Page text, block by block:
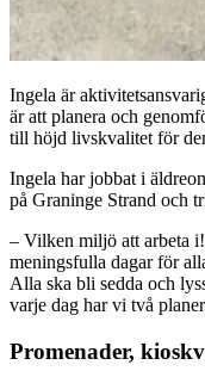
Ingela är
är att planera och
till höjd livskvalitet för
Ingela har jobbat i
på Graninge Strand och
– Vilken miljö att arbeta
meningsfulla dagar för
Alla ska bli sedda och
varje dag har vi två
Promenader,